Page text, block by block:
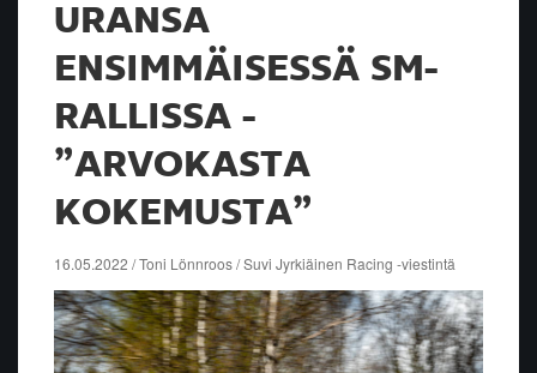
URANSA
ENSIMMÄISESSÄ SM-
RALLISSA -
”ARVOKASTA
KOKEMUSTA”
16.05.2022 / Toni Lönnroos / Suvi Jyrkiäinen Racing -viestintä